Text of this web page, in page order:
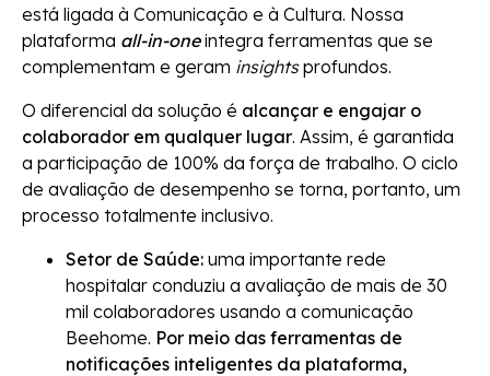
está ligada à Comunicação e à Cultura. Nossa
plataforma all-in-oneintegra ferramentas que se
complementam e geram insightsprofundos.
O diferencial da solução é alcançar e engajar o
colaborador em qualquer lugar. Assim, é garantida
a participação de 100% da força de trabalho. O ciclo
de avaliação de desempenho se torna, portanto, um
processo totalmente inclusivo.
Setor de Saúde: uma importante rede
hospitalar conduziu a avaliação de mais de 30
mil colaboradores usando a comunicação
Beehome. Por meio das ferramentas de
notificações inteligentes da plataforma,